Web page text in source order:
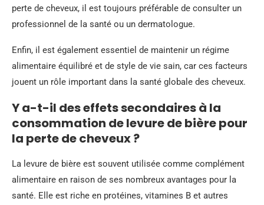
perte de cheveux, il est toujours préférable de consulter un
professionnel de la santé ou un dermatologue.
Enfin, il est également essentiel de maintenir un régime
alimentaire équilibré et de style de vie sain, car ces facteurs
jouent un rôle important dans la santé globale des cheveux.
Y a-t-il des effets secondaires à la
consommation de levure de bière pour
la perte de cheveux ?
La levure de bière est souvent utilisée comme complément
alimentaire en raison de ses nombreux avantages pour la
santé. Elle est riche en protéines, vitamines B et autres